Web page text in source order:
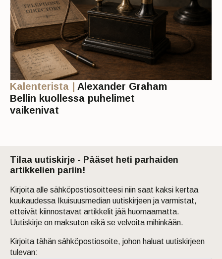
Kalenterista | Alexander Graham
Bellin kuollessa puhelimet
vaikenivat
Tilaa uutiskirje - Pääset heti parhaiden
artikkelien pariin!
Kirjoita alle sähköpostiosoitteesi niin saat kaksi kertaa
kuukaudessa Ikuisuusmedian uutiskirjeen ja varmistat,
etteivät kiinnostavat artikkelit jää huomaamatta.
Uutiskirje on maksuton eikä se velvoita mihinkään.
Kirjoita tähän sähköpostiosoite, johon haluat uutiskirjeen
tulevan: